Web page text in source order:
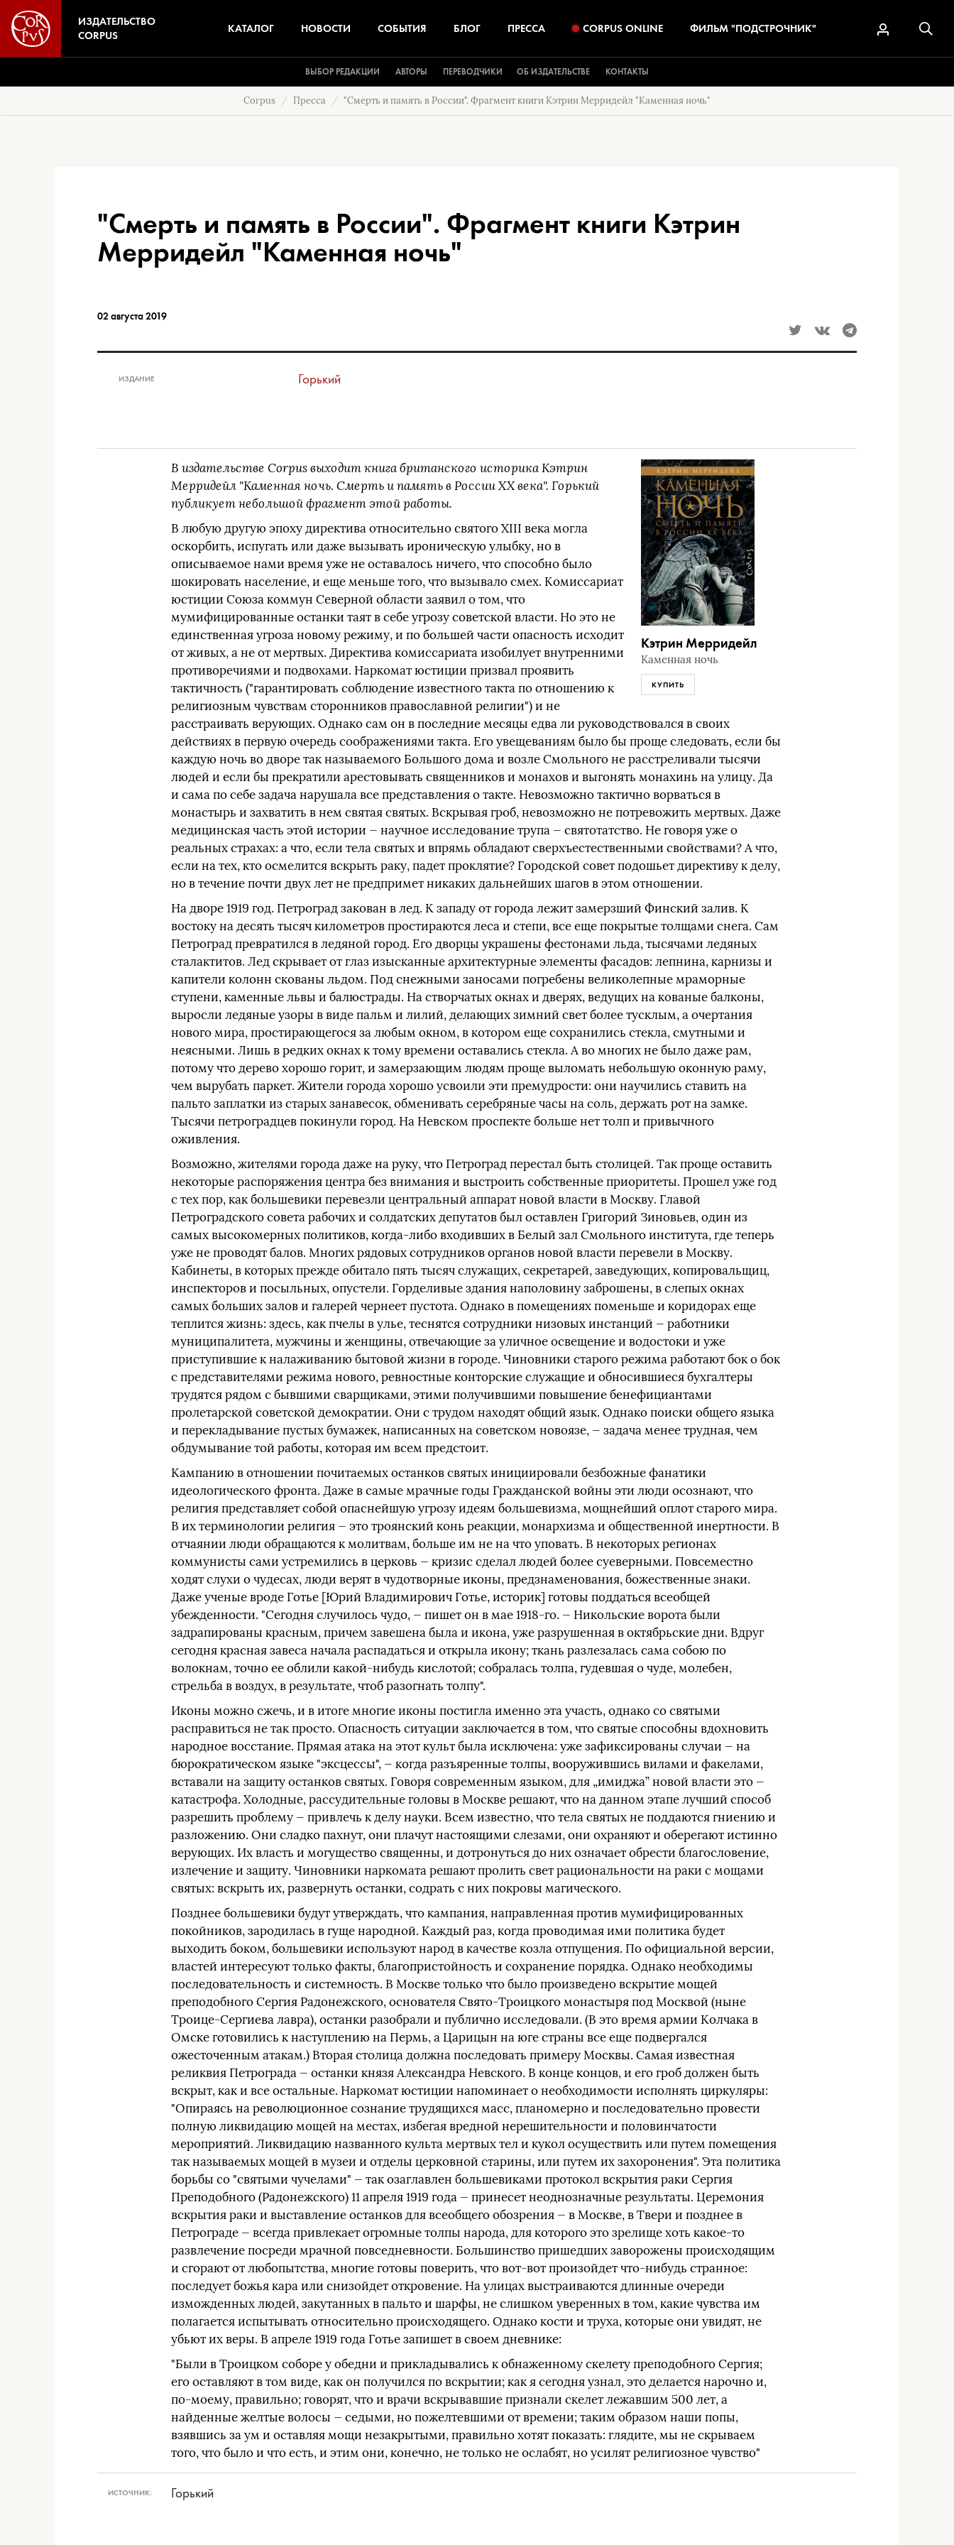
ИЗДАТЕЛЬСТВО
CORPUS
КАТАЛОГ НОВОСТИ СОБЫТИЯ БЛОГ ПРЕССА CORPUS ONLINE ФИЛЬМ "ПОДСТРОЧНИК"
ВЫБОР РЕДАКЦИИ АВТОРЫ ПЕРЕВОДЧИКИ ОБ ИЗДАТЕЛЬСТВЕ КОНТАКТЫ
Corpus Пресса "Смерть и память в России". Фрагмент книги Кэтрин Мерридейл "Каменная ночь"
"Смерть и память в России". Фрагмент книги Кэтрин
Мерридейл "Каменная ночь"
02 августа 2019
ИЗДАНИЕ Горький
Кэтрин Мерридейл
Каменная ночь
КУПИТЬ
В издательстве Corpus выходит книга британского историка Кэтрин
Мерридейл "Каменная ночь. Смерть и память в России XX века". Горький
публикует небольшой фрагмент этой работы.
В любую другую эпоху директива относительно святого XIII века могла
оскорбить, испугать или даже вызывать ироническую улыбку, но в
описываемое нами время уже не оставалось ничего, что способно было
шокировать население, и еще меньше того, что вызывало смех. Комиссариат
юстиции Союза коммун Северной области заявил о том, что
мумифицированные останки таят в себе угрозу советской власти. Но это не
единственная угроза новому режиму, и по большей части опасность исходит
от живых, а не от мертвых. Директива комиссариата изобилует внутренними
противоречиями и подвохами. Наркомат юстиции призвал проявить
тактичность ("гарантировать соблюдение известного такта по отношению к
религиозным чувствам сторонников православной религии") и не
расстраивать верующих. Однако сам он в последние месяцы едва ли руководствовался в своих
действиях в первую очередь соображениями такта. Его увещеваниям было бы проще следовать, если бы
каждую ночь во дворе так называемого Большого дома и возле Смольного не расстреливали тысячи
людей и если бы прекратили арестовывать священников и монахов и выгонять монахинь на улицу. Да
и сама по себе задача нарушала все представления о такте. Невозможно тактично ворваться в
монастырь и захватить в нем святая святых. Вскрывая гроб, невозможно не потревожить мертвых. Даже
медицинская часть этой истории — научное исследование трупа — святотатство. Не говоря уже о
реальных страхах: а что, если тела святых и впрямь обладают сверхъестественными свойствами? А что,
если на тех, кто осмелится вскрыть раку, падет проклятие? Городской совет подошьет директиву к делу,
но в течение почти двух лет не предпримет никаких дальнейших шагов в этом отношении.
На дворе 1919 год. Петроград закован в лед. К западу от города лежит замерзший Финский залив. К
востоку на десять тысяч километров простираются леса и степи, все еще покрытые толщами снега. Сам
Петроград превратился в ледяной город. Его дворцы украшены фестонами льда, тысячами ледяных
сталактитов. Лед скрывает от глаз изысканные архитектурные элементы фасадов: лепнина, карнизы и
капители колонн скованы льдом. Под снежными заносами погребены великолепные мраморные
ступени, каменные львы и балюстрады. На створчатых окнах и дверях, ведущих на кованые балконы,
выросли ледяные узоры в виде пальм и лилий, делающих зимний свет более тусклым, а очертания
нового мира, простирающегося за любым окном, в котором еще сохранились стекла, смутными и
неясными. Лишь в редких окнах к тому времени оставались стекла. А во многих не было даже рам,
потому что дерево хорошо горит, и замерзающим людям проще выломать небольшую оконную раму,
чем вырубать паркет. Жители города хорошо усвоили эти премудрости: они научились ставить на
пальто заплатки из старых занавесок, обменивать серебряные часы на соль, держать рот на замке.
Тысячи петроградцев покинули город. На Невском проспекте больше нет толп и привычного
оживления.
Возможно, жителями города даже на руку, что Петроград перестал быть столицей. Так проще оставить
некоторые распоряжения центра без внимания и выстроить собственные приоритеты. Прошел уже год
с тех пор, как большевики перевезли центральный аппарат новой власти в Москву. Главой
Петроградского совета рабочих и солдатских депутатов был оставлен Григорий Зиновьев, один из
самых высокомерных политиков, когда-либо входивших в Белый зал Смольного института, где теперь
уже не проводят балов. Многих рядовых сотрудников органов новой власти перевели в Москву.
Кабинеты, в которых прежде обитало пять тысяч служащих, секретарей, заведующих, копировальщиц,
инспекторов и посыльных, опустели. Горделивые здания наполовину заброшены, в слепых окнах
самых больших залов и галерей чернеет пустота. Однако в помещениях поменьше и коридорах еще
теплится жизнь: здесь, как пчелы в улье, теснятся сотрудники низовых инстанций — работники
муниципалитета, мужчины и женщины, отвечающие за уличное освещение и водостоки и уже
приступившие к налаживанию бытовой жизни в городе. Чиновники старого режима работают бок о бок
с представителями режима нового, ревностные конторские служащие и обносившиеся бухгалтеры
трудятся рядом с бывшими сварщиками, этими получившими повышение бенефициантами
пролетарской советской демократии. Они с трудом находят общий язык. Однако поиски общего языка
и перекладывание пустых бумажек, написанных на советском новоязе, — задача менее трудная, чем
обдумывание той работы, которая им всем предстоит.
Кампанию в отношении почитаемых останков святых инициировали безбожные фанатики
идеологического фронта. Даже в самые мрачные годы Гражданской войны эти люди осознают, что
религия представляет собой опаснейшую угрозу идеям большевизма, мощнейший оплот старого мира.
В их терминологии религия — это троянский конь реакции, монархизма и общественной инертности. В
отчаянии люди обращаются к молитвам, больше им не на что уповать. В некоторых регионах
коммунисты сами устремились в церковь — кризис сделал людей более суеверными. Повсеместно
ходят слухи о чудесах, люди верят в чудотворные иконы, предзнаменования, божественные знаки.
Даже ученые вроде Готье [Юрий Владимирович Готье, историк] готовы поддаться всеобщей
убежденности. "Сегодня случилось чудо, — пишет он в мае 1918-го. — Никольские ворота были
задрапированы красным, причем завешена была и икона, уже разрушенная в октябрьские дни. Вдруг
сегодня красная завеса начала распадаться и открыла икону; ткань разлезалась сама собою по
волокнам, точно ее облили какой-нибудь кислотой; собралась толпа, гудевшая о чуде, молебен,
стрельба в воздух, в результате, чтоб разогнать толпу".
Иконы можно сжечь, и в итоге многие иконы постигла именно эта участь, однако со святыми
расправиться не так просто. Опасность ситуации заключается в том, что святые способны вдохновить
народное восстание. Прямая атака на этот культ была исключена: уже зафиксированы случаи — на
бюрократическом языке "эксцессы", — когда разъяренные толпы, вооружившись вилами и факелами,
вставали на защиту останков святых. Говоря современным языком, для „имиджа” новой власти это —
катастрофа. Холодные, рассудительные головы в Москве решают, что на данном этапе лучший способ
разрешить проблему — привлечь к делу науки. Всем известно, что тела святых не поддаются гниению и
разложению. Они сладко пахнут, они плачут настоящими слезами, они охраняют и оберегают истинно
верующих. Их власть и могущество священны, и дотронуться до них означает обрести благословение,
излечение и защиту. Чиновники наркомата решают пролить свет рациональности на раки с мощами
святых: вскрыть их, развернуть останки, содрать с них покровы магического.
Позднее большевики будут утверждать, что кампания, направленная против мумифицированных
покойников, зародилась в гуще народной. Каждый раз, когда проводимая ими политика будет
выходить боком, большевики используют народ в качестве козла отпущения. По официальной версии,
властей интересуют только факты, благопристойность и сохранение порядка. Однако необходимы
последовательность и системность. В Москве только что было произведено вскрытие мощей
преподобного Сергия Радонежского, основателя Свято-Троицкого монастыря под Москвой (ныне
Троице-Сергиева лавра), останки разобрали и публично исследовали. (В это время армии Колчака в
Омске готовились к наступлению на Пермь, а Царицын на юге страны все еще подвергался
ожесточенным атакам.) Вторая столица должна последовать примеру Москвы. Самая известная
реликвия Петрограда — останки князя Александра Невского. В конце концов, и его гроб должен быть
вскрыт, как и все остальные. Наркомат юстиции напоминает о необходимости исполнять циркуляры:
"Опираясь на революционное сознание трудящихся масс, планомерно и последовательно провести
полную ликвидацию мощей на местах, избегая вредной нерешительности и половинчатости
мероприятий. Ликвидацию названного культа мертвых тел и кукол осуществить или путем помещения
так называемых мощей в музеи и отделы церковной старины, или путем их захоронения". Эта политика
борьбы со "святыми чучелами" — так озаглавлен большевиками протокол вскрытия раки Сергия
Преподобного (Радонежского) 11 апреля 1919 года — принесет неоднозначные результаты. Церемония
вскрытия раки и выставление останков для всеобщего обозрения — в Москве, в Твери и позднее в
Петрограде — всегда привлекает огромные толпы народа, для которого это зрелище хоть какое-то
развлечение посреди мрачной повседневности. Большинство пришедших заворожены происходящим
и сгорают от любопытства, многие готовы поверить, что вот-вот произойдет что-нибудь странное:
последует божья кара или снизойдет откровение. На улицах выстраиваются длинные очереди
изможденных людей, закутанных в пальто и шарфы, не слишком уверенных в том, какие чувства им
полагается испытывать относительно происходящего. Однако кости и труха, которые они увидят, не
убьют их веры. В апреле 1919 года Готье запишет в своем дневнике:
"Были в Троицком соборе у обедни и прикладывались к обнаженному скелету преподобного Сергия;
его оставляют в том виде, как он получился по вскрытии; как я сегодня узнал, это делается нарочно и,
по-моему, правильно; говорят, что и врачи вскрывавшие признали скелет лежавшим 500 лет, а
найденные желтые волосы — седыми, но пожелтевшими от времени; таким образом наши попы,
взявшись за ум и оставляя мощи незакрытыми, правильно хотят показать: глядите, мы не скрываем
того, что было и что есть, и этим они, конечно, не только не ослабят, но усилят религиозное чувство"
ИСТОЧНИК: Горький